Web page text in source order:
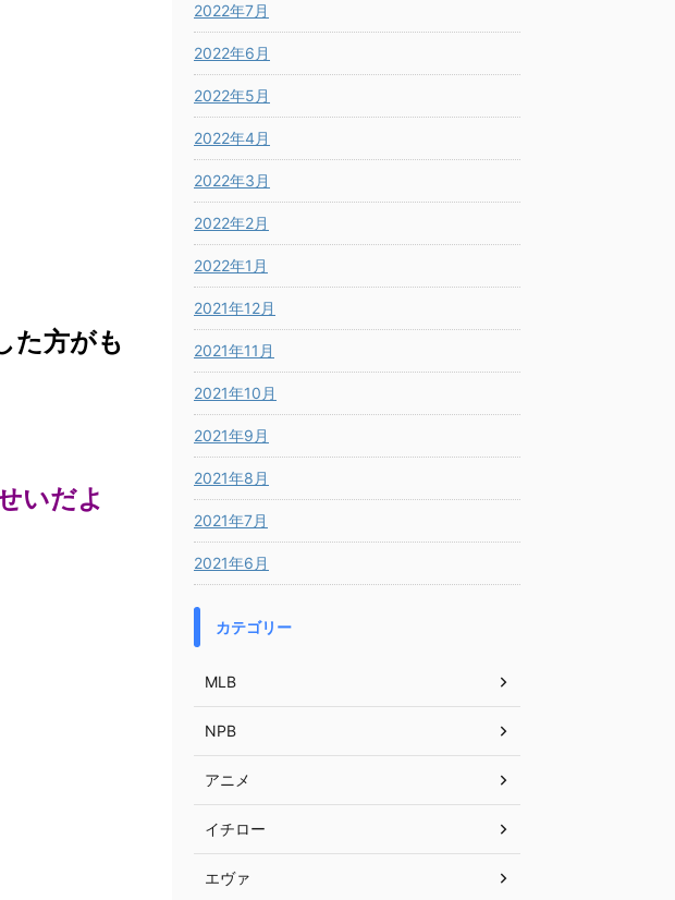
た方がも
いだよ
2022年7月
2022年6月
2022年5月
2022年4月
2022年3月
2022年2月
2022年1月
2021年12月
2021年11月
2021年10月
2021年9月
2021年8月
2021年7月
2021年6月
カテゴリー
MLB
NPB
アニメ
イチロー
エヴァ